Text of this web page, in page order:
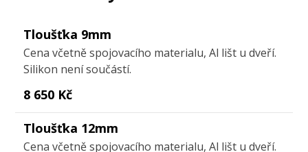
Tloušťka 9mm
Cena včetně spojovacího materialu, Al lišt u dveří.
Silikon není součástí.
8 650 Kč
Tloušťka 12mm
Cena včetně spojovacího materialu, Al lišt u dveří.